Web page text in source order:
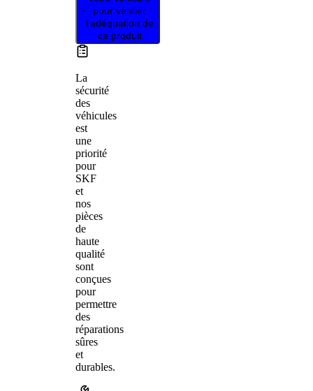
pour vérifier
l’adéquation de
ce produit
La
sécurité
des
véhicules
est
une
priorité
pour
SKF
et
nos
pièces
de
haute
qualité
sont
conçues
pour
permettre
des
réparations
sûres
et
durables.